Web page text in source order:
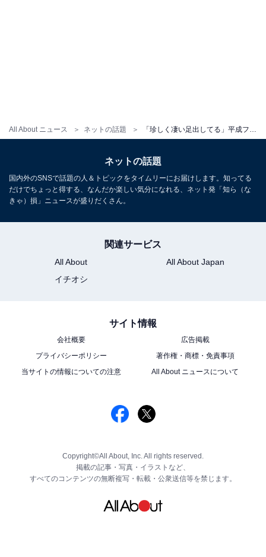
All About ニュース ネットの話題
ネットの話題
国内外のSNSで話題の人＆トピックをタイムリーにお届けします。知ってる
だけでちょっと得する、なんだか楽しい気分になれる、ネット発「知ら（な
きゃ）損」ニュースが盛りだくさん。
関連サービス
All About
All About Japan
イチオシ
サイト情報
会社概要
広告掲載
プライバシーポリシー
著作権・商標・免責事項
当サイトの情報についての注意
All About ニュースについて
Copyright©All About, Inc. All rights reserved.
掲載の記事・写真・イラストなど、
すべてのコンテンツの無断複写・転載・公衆送信等を禁じます。